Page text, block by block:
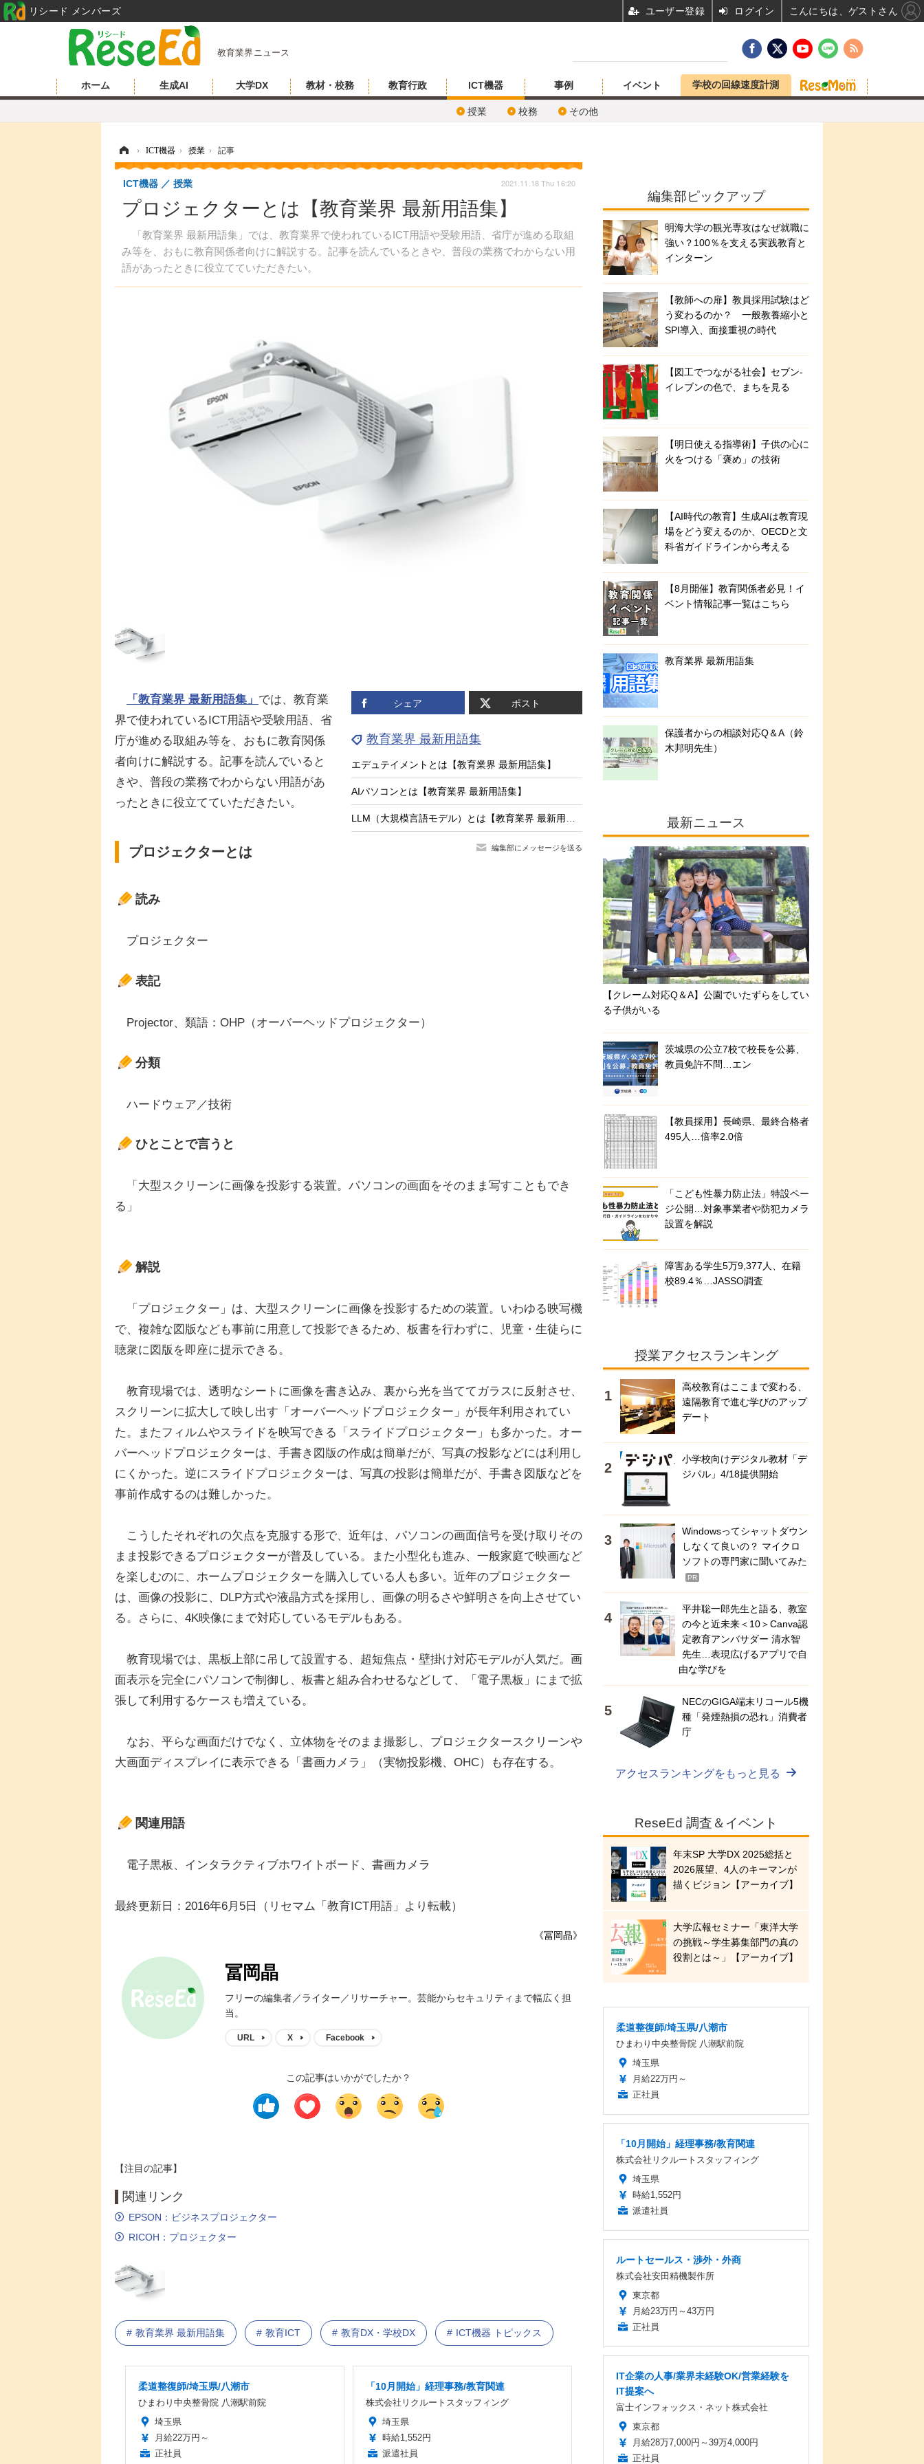
教育業界ニュース
ホーム 生成AI 大学DX 教材・校務 教育行政 ICT機器
授業 校務 その他
事例 イベント 学校の回線速度計測
› ICT機器 › 授業 › 記事
プロジェクターとは【教育業界 最新用語集】
「教育業界 最新用語集」では、教育業界で使われているICT用語や受験用語、省庁が進める取組
み等を、おもに教育関係者向けに解説する。記事を読んでいるときや、普段の業務でわからない用
語があったときに役立てていただきたい。
ICT機器 授業 2021.11.18 Thu 16:20
シェア ポスト
教育業界 最新用語集
エデュテイメントとは【教育業界 最新用語集】
AIパソコンとは【教育業界 最新用語集】
LLM（大規模言語モデル）とは【教育業界 最新用語集】
編集部にメッセージを送る
「教育業界 最新用語集」 では、教育業
界で使われているICT用語や受験用語、省
庁が進める取組み等を、おもに教育関係
者向けに解説する。記事を読んでいると
きや、普段の業務でわからない用語があ
ったときに役立てていただきたい。
プロジェクターとは
読み
プロジェクター
表記
Projector、類語：OHP（オーバーヘッドプロジェクター）
分類
ハードウェア／技術
ひとことで言うと
「大型スクリーンに画像を投影する装置。パソコンの画面をそのまま写すこともでき
る」
解説
「プロジェクター」は、大型スクリーンに画像を投影するための装置。いわゆる映写機
で、複雑な図版なども事前に用意して投影できるため、板書を行わずに、児童・生徒らに
聴衆に図版を即座に提示できる。
教育現場では、透明なシートに画像を書き込み、裏から光を当ててガラスに反射させ、
スクリーンに拡大して映し出す「オーバーヘッドプロジェクター」が長年利用されてい
た。またフィルムやスライドを映写できる「スライドプロジェクター」も多かった。オー
バーヘッドプロジェクターは、手書き図版の作成は簡単だが、写真の投影などには利用し
にくかった。逆にスライドプロジェクターは、写真の投影は簡単だが、手書き図版などを
事前作成するのは難しかった。
こうしたそれぞれの欠点を克服する形で、近年は、パソコンの画面信号を受け取りその
まま投影できるプロジェクターが普及している。また小型化も進み、一般家庭で映画など
を楽しむのに、ホームプロジェクターを購入している人も多い。近年のプロジェクター
は、画像の投影に、DLP方式や液晶方式を採用し、画像の明るさや鮮明さを向上させてい
る。さらに、4K映像にまで対応しているモデルもある。
教育現場では、黒板上部に吊して設置する、超短焦点・壁掛け対応モデルが人気だ。画
面表示を完全にパソコンで制御し、板書と組み合わせるなどして、「電子黒板」にまで拡
張して利用するケースも増えている。
なお、平らな画面だけでなく、立体物をそのまま撮影し、プロジェクタースクリーンや
大画面ディスプレイに表示できる「書画カメラ」（実物投影機、OHC）も存在する。
関連用語
電子黒板、インタラクティブホワイトボード、書画カメラ
最終更新日：2016年6月5日（リセマム「教育ICT用語」より転載）
《冨岡晶》
冨岡晶
フリーの編集者／ライター／リサーチャー。芸能からセキュリティまで幅広く担
当。
URL X Facebook
この記事はいかがでしたか？
【注目の記事】
関連リンク
EPSON：ビジネスプロジェクター
RICOH：プロジェクター
教育業界 最新用語集 教育ICT 教育DX・学校DX ICT機器 トピックス
柔道整復師/埼玉県/八潮市
ひまわり中央整骨院 八潮駅前院
埼玉県
月給22万円～
正社員
「10月開始」経理事務/教育関連
株式会社リクルートスタッフィング
埼玉県
時給1,552円
派遣社員
編集部ピックアップ
明海大学の観光専攻はなぜ就職に
強い？100％を支える実践教育と
インターン
【教師への扉】教員採用試験はど
う変わるのか？ 一般教養縮小と
SPI導入、面接重視の時代
【図工でつながる社会】セブン‐
イレブンの色で、まちを見る
【明日使える指導術】子供の心に
火をつける「褒め」の技術
【AI時代の教育】生成AIは教育現
場をどう変えるのか、OECDと文
科省ガイドラインから考える
【8月開催】教育関係者必見！イ
ベント情報記事一覧はこちら
教育業界 最新用語集
保護者からの相談対応Q＆A（鈴
木邦明先生）
最新ニュース
【クレーム対応Q＆A】公園でいたずらをしてい
る子供がいる
茨城県の公立7校で校長を公募、
教員免許不問…エン
【教員採用】長崎県、最終合格者
495人…倍率2.0倍
「こども性暴力防止法」特設ペー
ジ公開…対象事業者や防犯カメラ
設置を解説
障害ある学生5万9,377人、在籍
校89.4％…JASSO調査
授業アクセスランキング
高校教育はここまで変わる、
遠隔教育で進む学びのアップ
デート
小学校向けデジタル教材「デ
ジパル」4/18提供開始
Windowsってシャットダウン
しなくて良いの？ マイクロ
ソフトの専門家に聞いてみた
PR
平井聡一郎先生と語る、教室
の今と近未来＜10＞Canva認
定教育アンバサダー 清水智
先生…表現広げるアプリで自
由な学びを
NECのGIGA端末リコール5機
種「発煙熱損の恐れ」消費者
庁
アクセスランキングをもっと見る
ReseEd 調査＆イベント
年末SP 大学DX 2025総括と
2026展望、4人のキーマンが
描くビジョン【アーカイブ】
大学広報セミナー「東洋大学
の挑戦～学生募集部門の真の
役割とは～」【アーカイブ】
柔道整復師/埼玉県/八潮市
ひまわり中央整骨院 八潮駅前院
埼玉県
月給22万円～
正社員
「10月開始」経理事務/教育関連
株式会社リクルートスタッフィング
埼玉県
時給1,552円
派遣社員
ルートセールス・渉外・外商
株式会社安田精機製作所
東京都
月給23万円～43万円
正社員
IT企業の人事/業界未経験OK/営業経験を
IT提案へ
富士インフォックス・ネット株式会社
東京都
月給28万7,000円～39万4,000円
正社員
リシード メンバーズ ユーザー登録 ログイン こんにちは、ゲストさん